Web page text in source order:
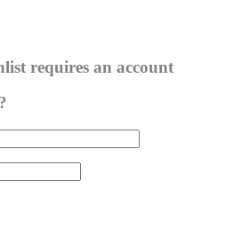
hadisa: 251
requires an account